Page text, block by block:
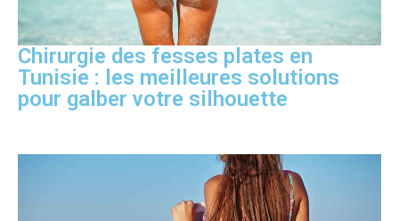
Chirurgie des fesses plates en
Tunisie : les meilleures solutions
pour galber votre silhouette